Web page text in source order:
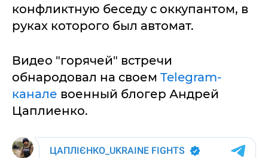
конфликтную беседу с оккупантом, в
руках которого был автомат.
Видео "горячей" встречи
обнародовал на своем Telegram-
канале военный блогер Андрей
Цаплиенко.